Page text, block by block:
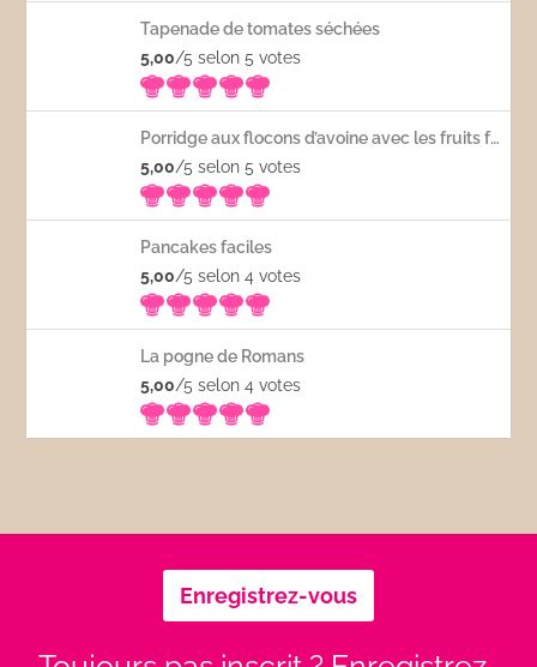
Tapenade de tomates séchées
5,00/5 selon 5votes
Porridge aux flocons d’avoine avec les fruits frais
5,00/5 selon 5votes
Pancakes faciles
5,00/5 selon 4votes
La pogne de Romans
5,00/5 selon 4votes
Enregistrez-vous